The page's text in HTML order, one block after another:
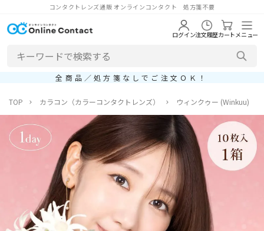
コンタクトレンズ通販 オンラインコンタクト 処方箋不要
ログイン注文履歴カートメニュー
全商品／処方箋なしでご注文ＯＫ！
TOP カラコン（カラーコンタクトレンズ） ウィンクゥー (Winkuu)